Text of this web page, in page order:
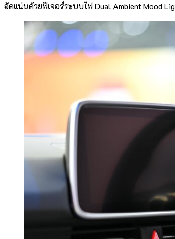
อัดแน่นด้วยฟีเจอร์ระบบไฟ Dual Ambient Mood